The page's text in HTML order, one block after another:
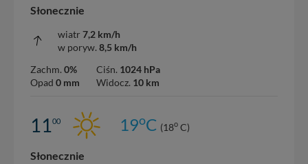
Słonecznie
wiatr 7,2 km/h
w poryw. 8,5 km/h
Zachm. 0%
Opad 0 mm
Ciśn. 1024 hPa
Widocz. 10 km
1100 19oC (18o C)
Słonecznie